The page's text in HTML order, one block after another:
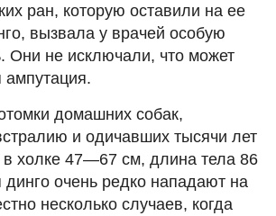
ран, которую оставили на ее
вызвала у врачей особую
Они не исключали, что может
ампутация.
домашних собак,
и одичавших тысячи лет
в холке 47—67 см, длина тела 86
очень редко нападают на
несколько случаев, когда